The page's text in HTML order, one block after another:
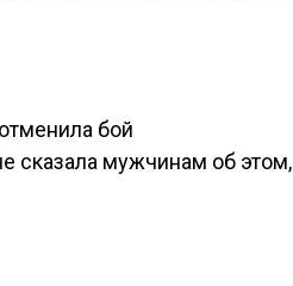
бой
сказала мужчинам об этом,